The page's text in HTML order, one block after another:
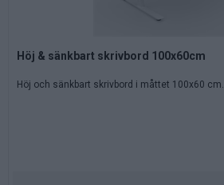
Höj & sänkbart skrivbord 100x60cm
Höj och sänkbart skrivbord i måttet 100x60 cm.